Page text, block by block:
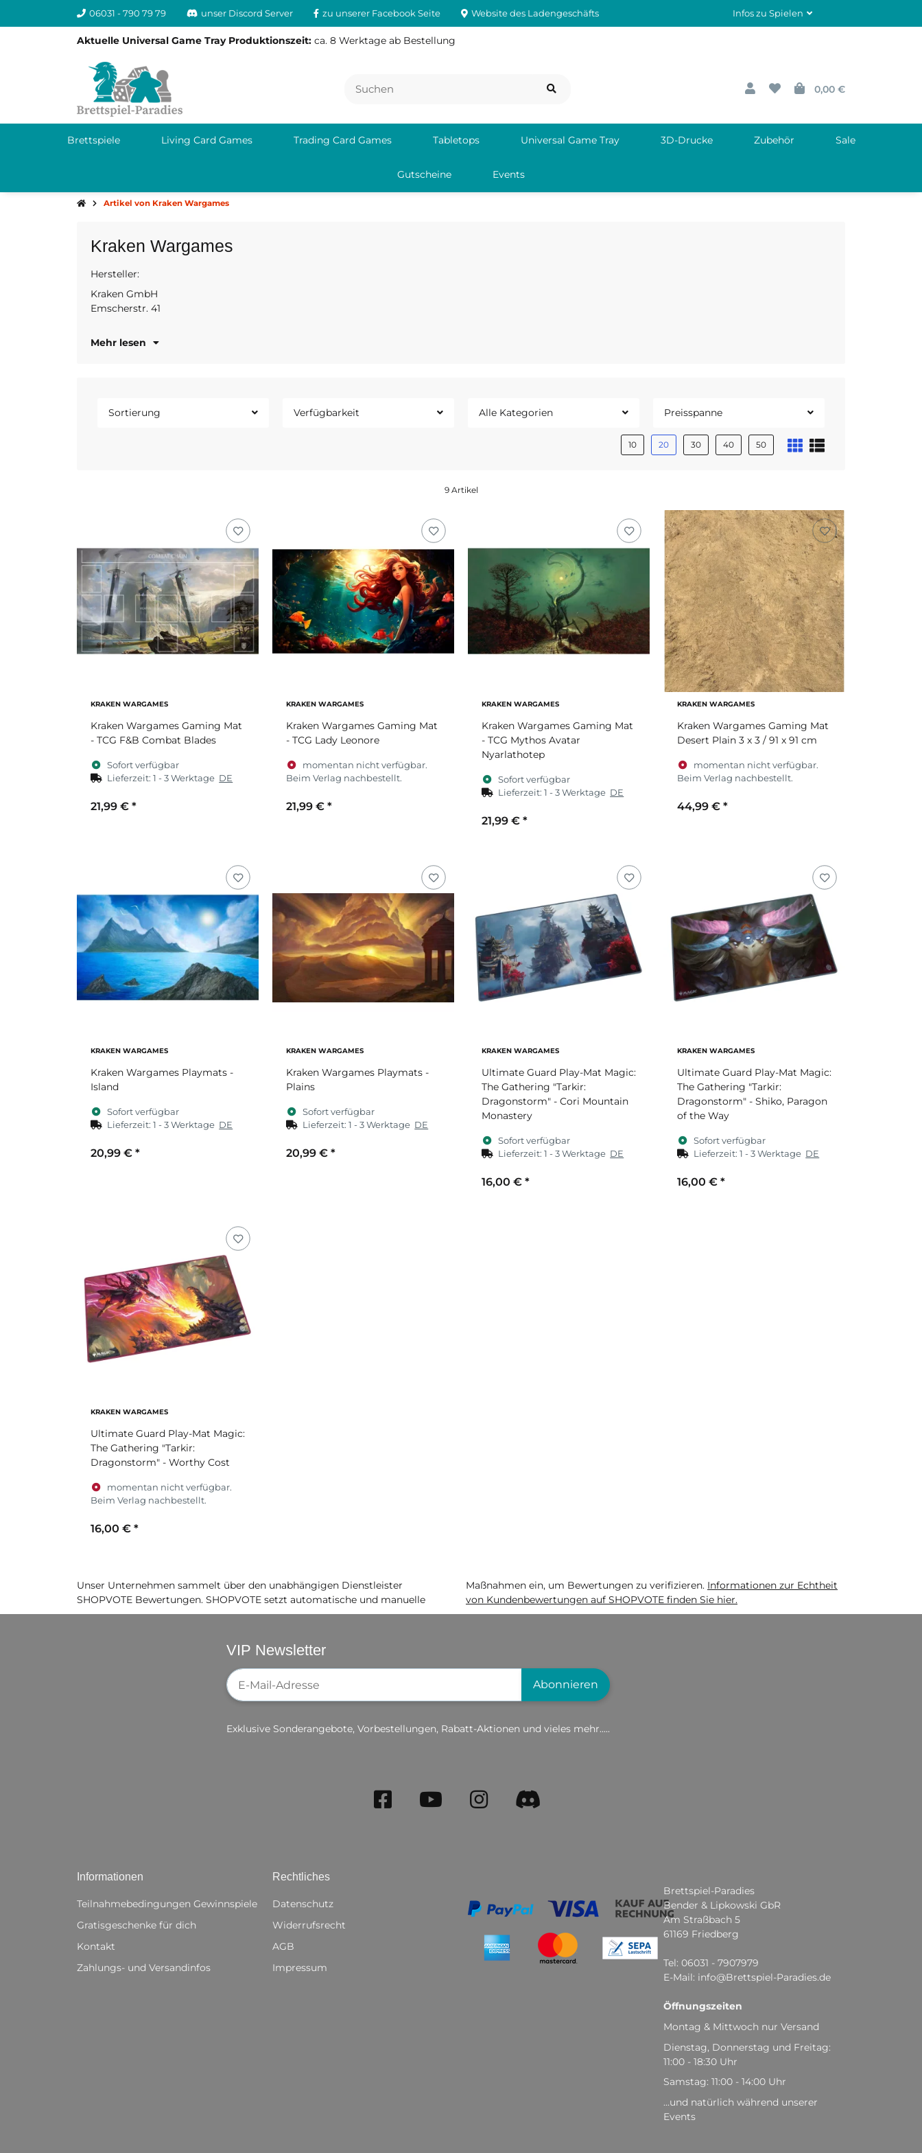
06031 - 790 79 79 unser Discord Server zu unserer Facebook Seite Website des Ladengeschäfts Infos zu Spielen
Aktuelle Universal Game Tray Produktionszeit: ca. 8 Werktage ab Bestellung
0,00 €
Brettspiele Living Card Games Trading Card Games Tabletops Universal Game Tray 3D-Drucke Zubehör Sale
Gutscheine Events
Artikel von Kraken Wargames
Kraken Wargames
Hersteller:
Kraken GmbH
Emscherstr. 41
Mehr lesen
Sortierung Verfügbarkeit Alle Kategorien Preisspanne
10 20 30 40 50
9 Artikel
KRAKEN WARGAMES
Kraken Wargames Gaming Mat
- TCG F&B Combat Blades
Sofort verfügbar
Lieferzeit:1 - 3 Werktage DE
21,99 € *
KRAKEN WARGAMES
Kraken Wargames Gaming Mat
- TCG Lady Leonore
momentan nicht verfügbar.
Beim Verlag nachbestellt.
21,99 € *
KRAKEN WARGAMES
Kraken Wargames Gaming Mat
- TCG Mythos Avatar
Nyarlathotep
Sofort verfügbar
Lieferzeit:1 - 3 Werktage DE
21,99 € *
KRAKEN WARGAMES
Kraken Wargames Gaming Mat
Desert Plain 3 x 3 / 91 x 91 cm
momentan nicht verfügbar.
Beim Verlag nachbestellt.
44,99 € *
KRAKEN WARGAMES
Kraken Wargames Playmats -
Island
Sofort verfügbar
Lieferzeit:1 - 3 Werktage DE
20,99 € *
KRAKEN WARGAMES
Kraken Wargames Playmats -
Plains
Sofort verfügbar
Lieferzeit:1 - 3 Werktage DE
20,99 € *
KRAKEN WARGAMES
Ultimate Guard Play-Mat Magic:
The Gathering "Tarkir:
Dragonstorm" - Cori Mountain
Monastery
Sofort verfügbar
Lieferzeit:1 - 3 Werktage DE
16,00 € *
KRAKEN WARGAMES
Ultimate Guard Play-Mat Magic:
The Gathering "Tarkir:
Dragonstorm" - Shiko, Paragon
of the Way
Sofort verfügbar
Lieferzeit:1 - 3 Werktage DE
16,00 € *
KRAKEN WARGAMES
Ultimate Guard Play-Mat Magic:
The Gathering "Tarkir:
Dragonstorm" - Worthy Cost
momentan nicht verfügbar.
Beim Verlag nachbestellt.
16,00 € *
Unser Unternehmen sammelt über den unabhängigen Dienstleister
SHOPVOTE Bewertungen. SHOPVOTE setzt automatische und manuelle
Maßnahmen ein, um Bewertungen zu verifizieren. Informationen zur Echtheit
von Kundenbewertungen auf SHOPVOTE finden Sie hier.
VIP Newsletter
Newsletter-Registrierung
Abonnieren
Exklusive Sonderangebote, Vorbestellungen, Rabatt-Aktionen und vieles mehr.....
Informationen
Teilnahmebedingungen Gewinnspiele
Gratisgeschenke für dich
Kontakt
Zahlungs- und Versandinfos
Rechtliches
Datenschutz
Widerrufsrecht
AGB
Impressum
Brettspiel-Paradies
Bender & Lipkowski GbR
Am Straßbach 5
61169 Friedberg
Tel: 06031 - 7907979
E-Mail: info@Brettspiel-Paradies.de
Öffnungszeiten
Montag & Mittwoch nur Versand
Dienstag, Donnerstag und Freitag:
11:00 - 18:30 Uhr
Samstag: 11:00 - 14:00 Uhr
...und natürlich während unserer
Events